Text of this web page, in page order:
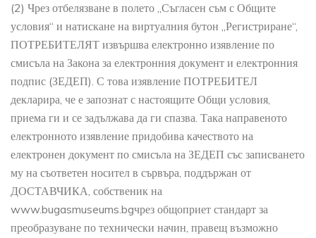
(2) Чрез отбелязване в полето „Съгласен съм с Общите
условия“ и натискане на виртуалния бутон „Регистриране“,
ПОТРЕБИТЕЛЯТ извършва електронно изявление по
смисъла на Закона за електронния документ и електронния
подпис (ЗЕДЕП). С това изявление ПОТРЕБИТЕЛ
декларира, че е запознат с настоящите Общи условия,
приема ги и се задължава да ги спазва. Така направеното
електронното изявление придобива качеството на
електронен документ по смисъла на ЗЕДЕП със записването
му на съответен носител в сървъра, поддържан от
ДОСТАВЧИКА, собственик на
www.bugasmuseums.bgчрез общоприет стандарт за
преобразуване по технически начин, правещ възможно